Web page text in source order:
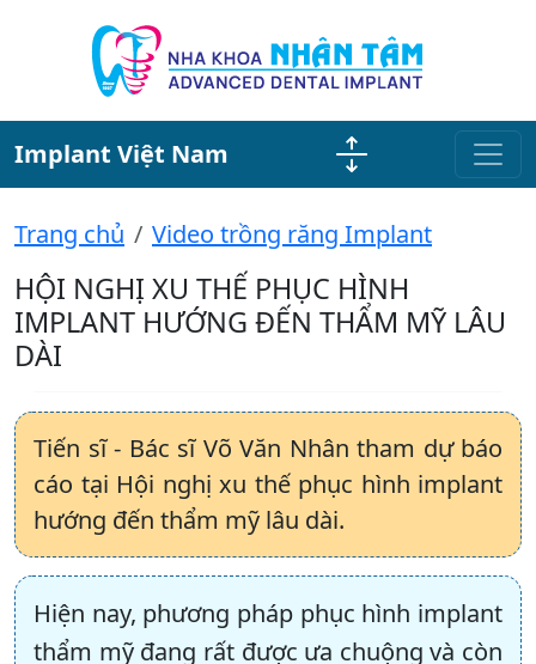
Implant Việt Nam
Trang chủ Video trồng răng Implant
HỘI NGHỊ XU THẾ PHỤC HÌNH
IMPLANT HƯỚNG ĐẾN THẨM MỸ LÂU
DÀI
Tiến sĩ - Bác sĩ Võ Văn Nhân tham dự báo
cáo tại Hội nghị xu thế phục hình implant
hướng đến thẩm mỹ lâu dài.
Hiện nay, phương pháp phục hình implant
thẩm mỹ đang rất được ưa chuộng và còn